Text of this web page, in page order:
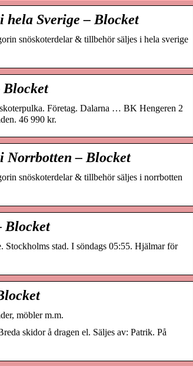
hela Sverige – Blocket
snöskoterdelar & tillbehör säljes i hela sverige
Blocket
Företag. Dalarna … BK Hengeren 2
46 990 kr.
Norrbotten – Blocket
snöskoterdelar & tillbehör säljes i norrbotten
Blocket
Stockholms stad. I söndags 05:55. Hjälmar för
möbler m.m.
skidor å dragen el. Säljes av: Patrik. På